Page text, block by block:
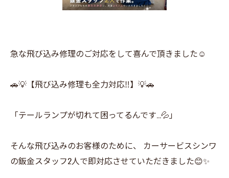
急な飛び込み修理のご対応をして喜んで頂きました☺
🚗💡【飛び込み修理も全力対応‼️】💡🚗
「テールランプが切れて困ってるんです…💦」
そんな飛び込みのお客様のために、 カーサービスシンワ
の鈑金スタッフ2人で即対応させていただきました😊✨